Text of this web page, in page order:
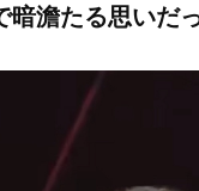
澹たる思いだ